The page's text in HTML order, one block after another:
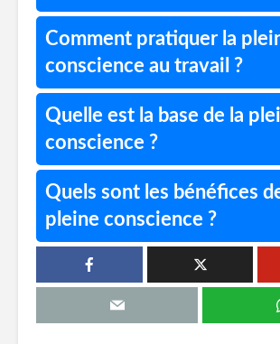
Comment pratiquer la
conscience au travail ?
Quelle est la base de la
conscience ?
Quels sont les bénéfices
pleine conscience ?